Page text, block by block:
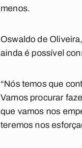
menos.
Oswaldo de
ainda é possível
“Nós temos que
Vamos procurar
que vamos nos
teremos nos